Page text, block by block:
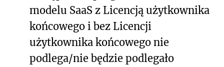
modelu SaaS z Licencją użytkownika
końcowego i bez Licencji
użytkownika końcowego nie
podlega/nie będzie podlegało